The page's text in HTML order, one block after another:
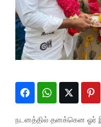
நடனத்தில் தனக்கென ஓர்